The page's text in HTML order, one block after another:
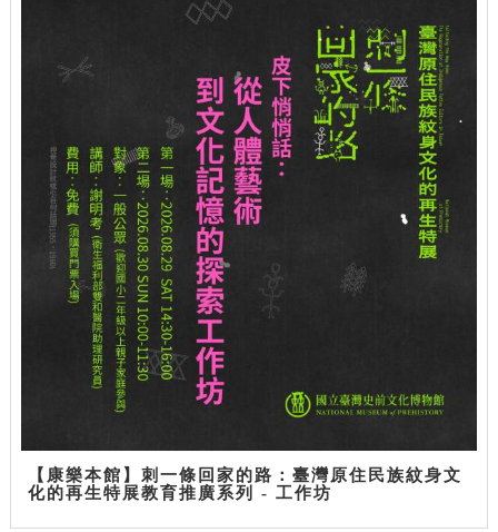
【康樂本館】刺一條回家的路：臺灣原住民族紋身文
化的再生特展教育推廣系列 - 工作坊